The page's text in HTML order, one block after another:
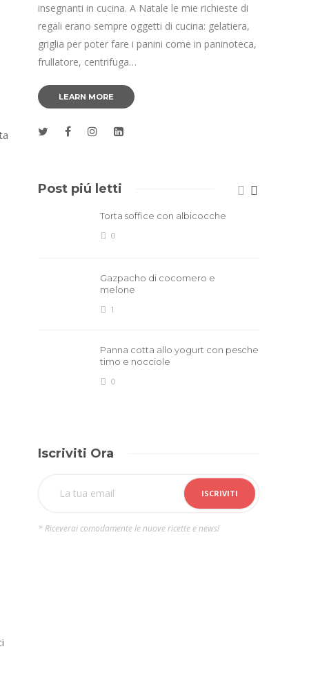
insegnanti in cucina. A Natale le mie richieste di
regali erano sempre oggetti di cucina: gelatiera,
griglia per poter fare i panini come in paninoteca,
frullatore, centrifuga…
LEARN MORE
Post piú letti
Torta soffice con albicocche
0
Gazpacho di cocomero e
melone
1
Panna cotta allo yogurt con pesche
timo e nocciole
0
Iscriviti Ora
* Riceverai comodamente le nuove ricette e news!